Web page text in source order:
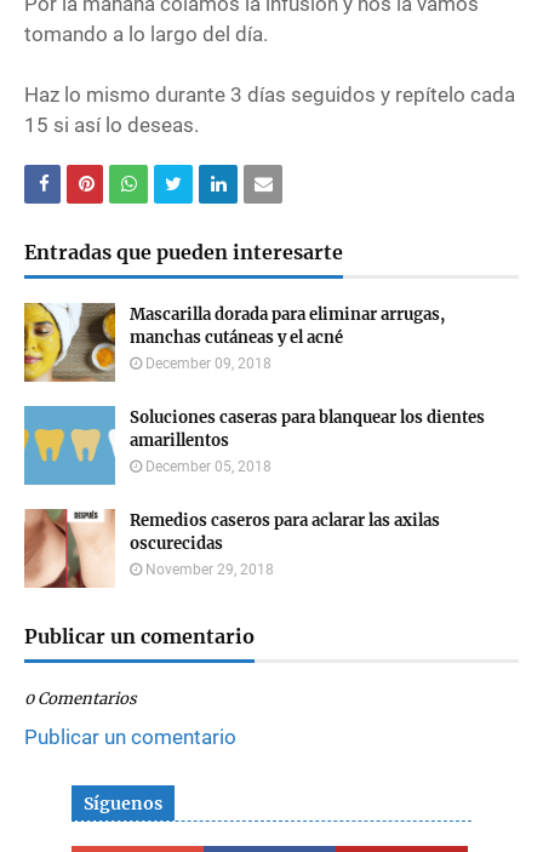
tomando a lo largo del día.
Haz lo mismo durante 3 días seguidos y repítelo cada
15 si así lo deseas.
Entradas que pueden interesarte
Mascarilla dorada para eliminar arrugas,
manchas cutáneas y el acné
December 09, 2018
Soluciones caseras para blanquear los dientes
amarillentos
December 05, 2018
Remedios caseros para aclarar las axilas
oscurecidas
November 29, 2018
Publicar un comentario
0 Comentarios
Publicar un comentario
Síguenos